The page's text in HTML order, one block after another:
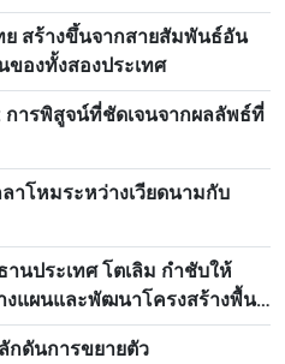
สร้างขึ้นจากสายสัมพันธ์อัน
องทั้งสองประเทศ
ารพิสูจน์ที่ชัดเจนจากผลลัพธ์ที่
าโหมระหว่างเวียดนามกับ
นประเทศ โตเลิม กำชับให้
งแผนและพัฒนาโครงสร้างพื้น
กดันการขยายตัว